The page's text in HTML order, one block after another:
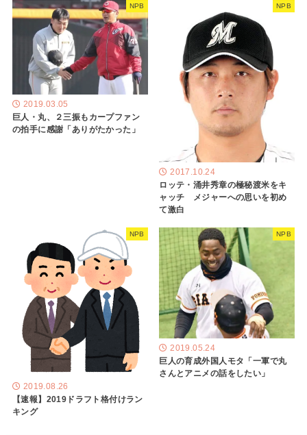
NPB
2019.03.05
巨人・丸、２三振もカープファン
の拍手に感謝「ありがたかった」
NPB
2017.10.24
ロッテ・涌井秀章の極秘渡米をキ
ャッチ メジャーへの思いを初め
て激白
NPB
2019.08.26
【速報】2019ドラフト格付けラン
キング
NPB
2019.05.24
巨人の育成外国人モタ「一軍で丸
さんとアニメの話をしたい」